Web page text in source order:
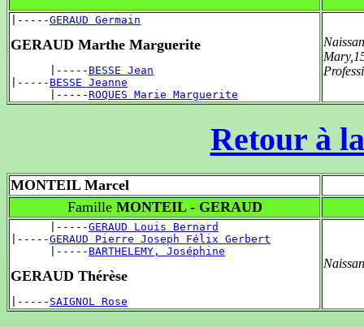
|-----GERAUD Germain
GERAUD Marthe Marguerite
      |-----
BESSE Jean
|----- BESSE Jeanne
      |-----
ROQUES Marie Marguerite
Retour à
MONTEIL Marcel
FamilleMONTEIL - GERAUD
      |-----
GERAUD Louis Bernard
|-----GERAUD Pierre Joseph Félix Gerbert
      |-----
BARTHELEMY, Joséphine
GERAUD Thérèse
|----- SAIGNOL Rose